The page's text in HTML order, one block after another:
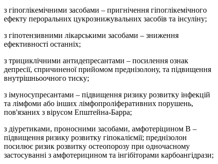
з гіпоглікемічними засобами – пригнічення гіпоглікемічного
ефекту пероральних цукрознижувальних засобів та інсуліну;
з гіпотензивними лікарськими засобами – зниження
ефективності останніх;
з трициклічними антидепресантами – посилення ознак
депресії, спричиненої прийомом преднізолону, та підвищення
внутрішньоочного тиску;
з імуносупресантами – підвищення ризику розвитку інфекцій
та лімфоми або інших лімфопроліферативних порушень,
пов'язаних з вірусом Епштейна-Барра;
з діуретиками, проносними засобами, амфотеріцином В –
підвищення ризику розвитку гіпокаліємії; преднізолон
посилює ризик розвитку остеопорозу при одночасному
застосуванні з амфотерицином та інгібіторами карбоангідрази;